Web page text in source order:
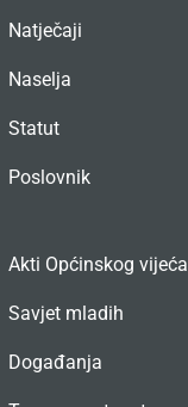
Natječaji
Naselja
Statut
Poslovnik
Akti Općinskog vijeća
Savjet mladih
Događanja